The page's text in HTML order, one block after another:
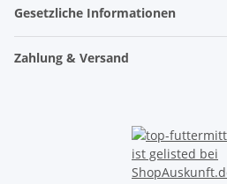
Gesetzliche Informationen
Zahlung & Versand